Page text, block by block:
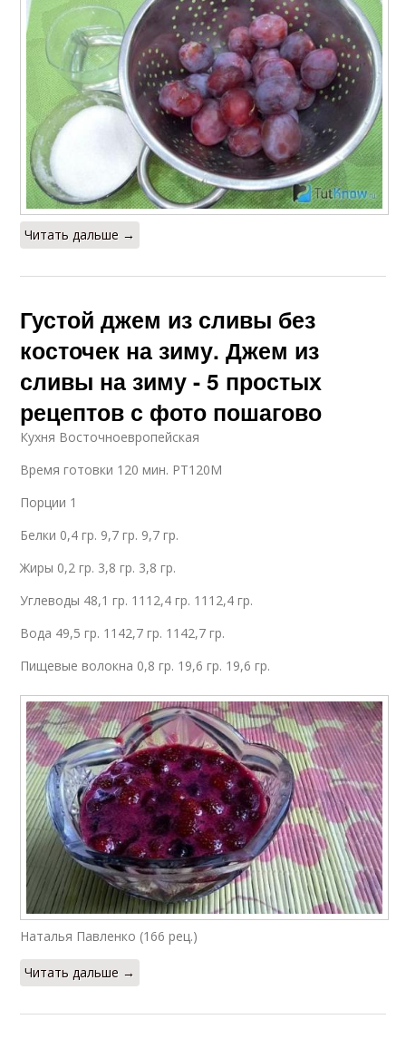
Читать дальше →
Густой джем из сливы без
косточек на зиму. Джем из
сливы на зиму - 5 простых
рецептов с фото пошагово
Кухня Восточноевропейская
Время готовки 120 мин. PT120M
Порции 1
Белки 0,4 гр. 9,7 гр. 9,7 гр.
Жиры 0,2 гр. 3,8 гр. 3,8 гр.
Углеводы 48,1 гр. 1112,4 гр. 1112,4 гр.
Вода 49,5 гр. 1142,7 гр. 1142,7 гр.
Пищевые волокна 0,8 гр. 19,6 гр. 19,6 гр.
Наталья Павленко (166 рец.)
Читать дальше →